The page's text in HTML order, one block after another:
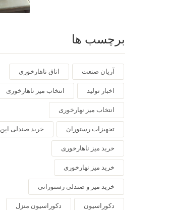
برچسب ها
آریان صنعت اتاق ناهارخوری
اخبار تولید انتخاب میز ناهارخوری
انتخاب میز نهارخوری
تجهیزات رستوران خرید صندلی اپن
خرید میز ناهارخوری
خرید میز نهارخوری
خرید میز و صندلی رستورانی
دکوراسیون دکوراسیون منزل